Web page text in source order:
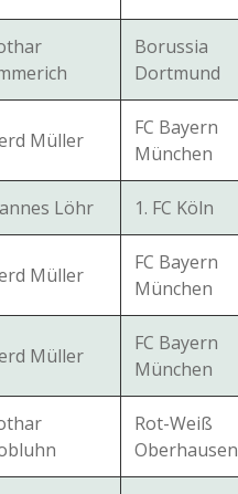
Borussia
Dortmund
Müller
FC Bayern
München
Löhr 1. FC Köln
Müller
FC Bayern
München
Müller
FC Bayern
München
Rot-Weiß
Oberhausen